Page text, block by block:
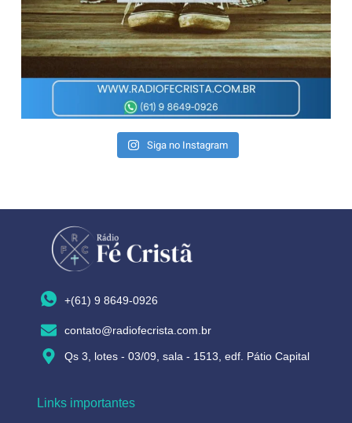
Siga no Instagram
+(61) 9 8649-0926
contato@radiofecrista.com.br
Qs 3, lotes - 03/09, sala - 1513, edf. Pátio Capital
Links importantes